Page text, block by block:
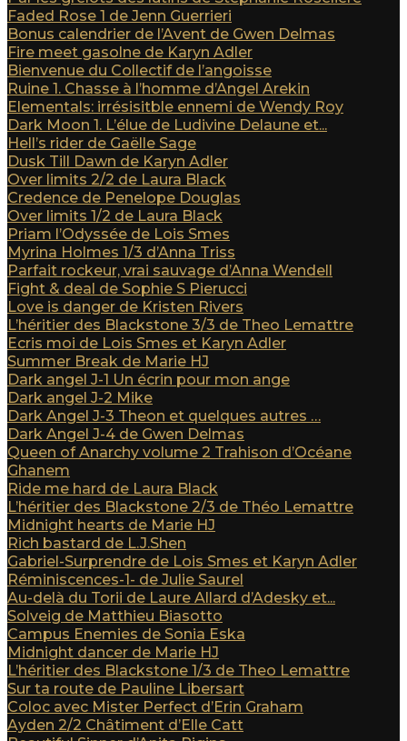
Faded Rose 1 de Jenn Guerrieri
Bonus calendrier de l’Avent de Gwen Delmas
Fire meet gasolne de Karyn Adler
Bienvenue du Collectif de l’angoisse
Ruine 1. Chasse à l’homme d’Angel Arekin
Elementals: irrésisitble ennemi de Wendy Roy
Dark Moon 1. L’élue de Ludivine Delaune et...
Hell’s rider de Gaëlle Sage
Dusk Till Dawn de Karyn Adler
Over limits 2/2 de Laura Black
Credence de Penelope Douglas
Over limits 1/2 de Laura Black
Priam l’Odyssée de Lois Smes
Myrina Holmes 1/3 d’Anna Triss
Parfait rockeur, vrai sauvage d’Anna Wendell
Fight & deal de Sophie S Pierucci
Love is danger de Kristen Rivers
L’héritier des Blackstone 3/3 de Theo Lemattre
Ecris moi de Lois Smes et Karyn Adler
Summer Break de Marie HJ
Dark angel J-1 Un écrin pour mon ange
Dark angel J-2 Mike
Dark Angel J-3 Theon et quelques autres …
Dark Angel J-4 de Gwen Delmas
Queen of Anarchy volume 2 Trahison d’Océane
Ghanem
Ride me hard de Laura Black
L’héritier des Blackstone 2/3 de Théo Lemattre
Midnight hearts de Marie HJ
Rich bastard de L.J.Shen
Gabriel-Surprendre de Lois Smes et Karyn Adler
Réminiscences-1- de Julie Saurel
Au-delà du Torii de Laure Allard d’Adesky et...
Solveig de Matthieu Biasotto
Campus Enemies de Sonia Eska
Midnight dancer de Marie HJ
L’héritier des Blackstone 1/3 de Theo Lemattre
Sur ta route de Pauline Libersart
Coloc avec Mister Perfect d’Erin Graham
Ayden 2/2 Châtiment d’Elle Catt